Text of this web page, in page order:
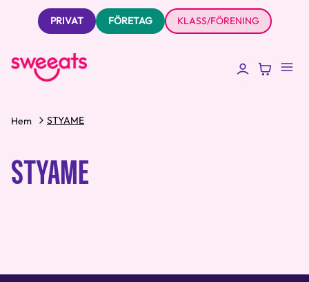
PRIVAT FÖRETAG KLASS/FÖRENING
Hem STYAME
STYAME